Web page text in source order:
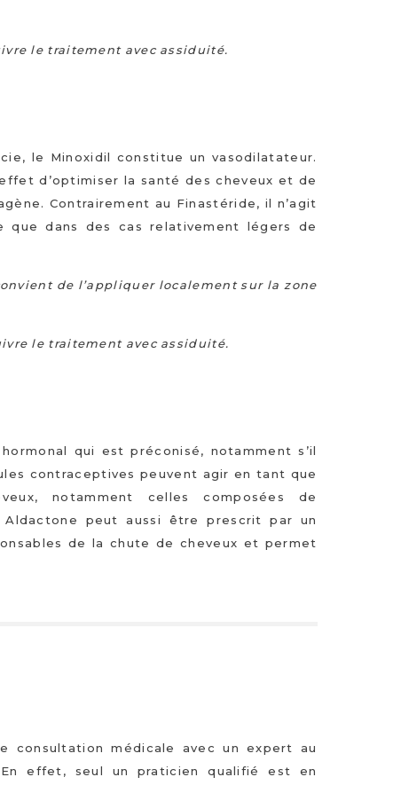
le traitement avec assiduité.
le Minoxidil constitue un vasodilatateur.
d’optimiser la santé des cheveux et de
Contrairement au Finastéride, il n’agit
dans des cas relativement légers de
de l’appliquer localement sur la zone
le traitement avec assiduité.
qui est préconisé, notamment s’il
contraceptives peuvent agir en tant que
notamment celles composées de
peut aussi être prescrit par un
de la chute de cheveux et permet
consultation médicale avec un expert au
effet, seul un praticien qualifié est en